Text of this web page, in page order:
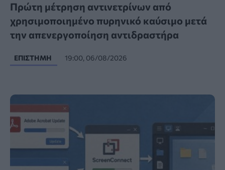
Πρώτη μέτρηση αντινετρίνων από
χρησιμοποιημένο πυρηνικό καύσιμο μετά
την απενεργοποίηση αντιδραστήρα
ΕΠΙΣΤΉΜΗ 19:00, 06/08/2026